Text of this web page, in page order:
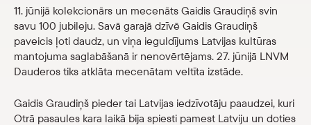
Par mums Parādīt
Skolām Parādīt
11. jūnijā kolekcionārs un mecenāts Gaidis Graudiņš svin
savu 100 jubileju. Savā garajā dzīvē Gaidis Graudiņš
paveicis ļoti daudz, un viņa ieguldījums Latvijas kultūras
mantojuma saglabāšanā ir nenovērtējams. 27. jūnijā LNVM
Dauderos tiks atklāta mecenātam veltīta izstāde.
Gaidis Graudiņš pieder tai Latvijas iedzīvotāju paaudzei, kuri
Otrā pasaules kara laikā bija spiesti pamest Latviju un doties